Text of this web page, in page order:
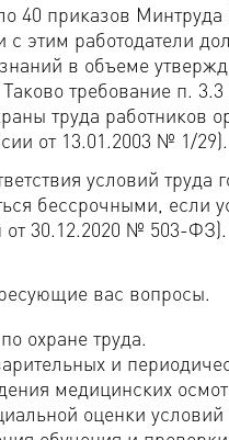
40 приказов
этим работодатели
в объеме
требование п.
труда работников
от 13.01.2003 № 1/29).
условий труда
бессрочными, если
30.12.2020 № 503-ФЗ).
вас вопросы.
охране труда.
и
медицинских
оценки условий